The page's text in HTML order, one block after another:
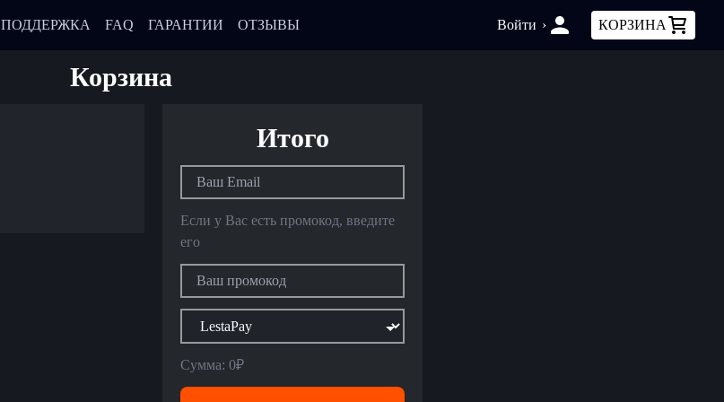
ПОДДЕРЖКА FAQ ГАРАНТИИ ОТЗЫВЫ Войти › КОРЗИНА
Корзина
Итого
Если у Вас есть промокод, введите
его
Сумма:0₽